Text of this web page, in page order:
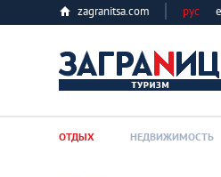
zagranitsa.com рус
ОТДЫХ НЕДВИЖИМОСТЬ